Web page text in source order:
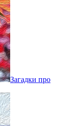
Загадки про